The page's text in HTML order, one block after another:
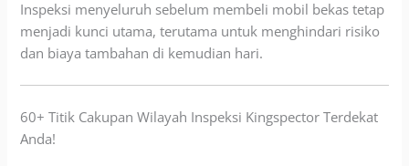
Inspeksi menyeluruh sebelum membeli mobil bekas tetap
menjadi kunci utama, terutama untuk menghindari risiko
dan biaya tambahan di kemudian hari.
60+ Titik Cakupan Wilayah Inspeksi Kingspector Terdekat
Anda!